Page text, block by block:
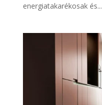
energiatakarékosak és...